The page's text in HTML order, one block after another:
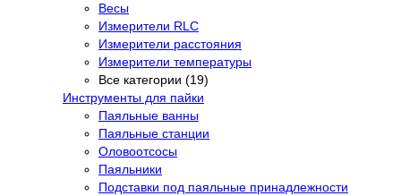
Весы
Измерители RLC
Измерители расстояния
Измерители температуры
Все категории (19)
Инструменты для пайки
Паяльные ванны
Паяльные станции
Оловоотсосы
Паяльники
Подставки под паяльные принадлежности